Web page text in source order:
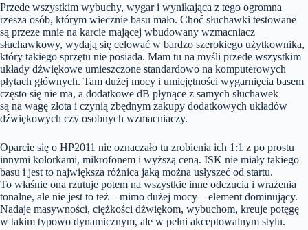
Przede wszystkim wybuchy, wygar i wynikająca z tego ogromna
rzesza osób, którym wiecznie basu mało. Choć słuchawki testowane
są przeze mnie na karcie mającej wbudowany wzmacniacz
słuchawkowy, wydają się celować w bardzo szerokiego użytkownika,
który takiego sprzętu nie posiada. Mam tu na myśli przede wszystkim
układy dźwiękowe umieszczone standardowo na komputerowych
płytach głównych. Tam dużej mocy i umiejętności wygarnięcia basem
często się nie ma, a dodatkowe dB płynące z samych słuchawek
są na wagę złota i czynią zbędnym zakupy dodatkowych układów
dźwiękowych czy osobnych wzmacniaczy.
Oparcie się o HP2011 nie oznaczało tu zrobienia ich 1:1 z po prostu
innymi kolorkami, mikrofonem i wyższą ceną. ISK nie miały takiego
basu i jest to największa różnica jaką można usłyszeć od startu.
To właśnie ona rzutuje potem na wszystkie inne odczucia i wrażenia
tonalne, ale nie jest to też – mimo dużej mocy – element dominujący.
Nadaje masywności, ciężkości dźwiękom, wybuchom, kreuje potęgę
w takim typowo dynamicznym, ale w pełni akceptowalnym stylu.